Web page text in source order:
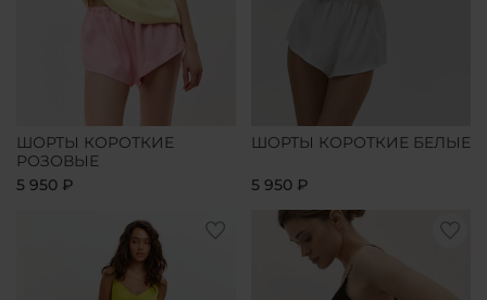
ШОРТЫ КОРОТКИЕ
РОЗОВЫЕ
5 950 ₽
ШОРТЫ КОРОТКИЕ БЕЛЫЕ
5 950 ₽